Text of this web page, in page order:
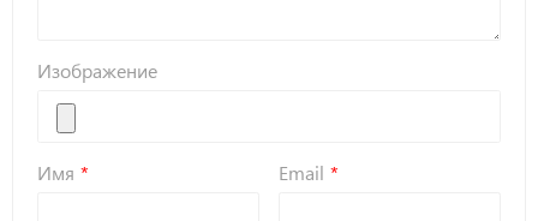
Изображение
Имя Email